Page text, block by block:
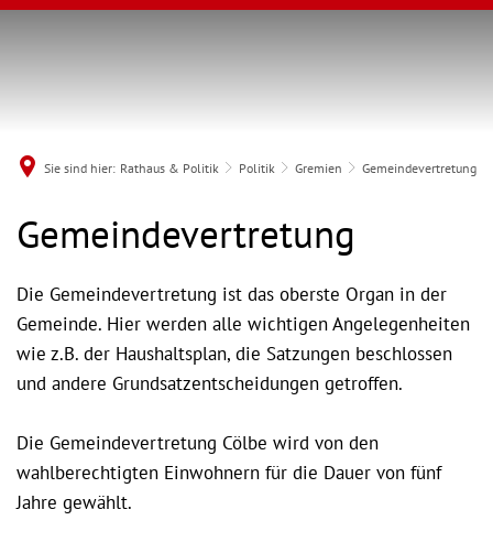
Sie sind hier: Rathaus & Politik Politik Gremien Gemeindevertretung
Gemeindevertretung
Gemeindevertretung
Die Gemeindevertretung ist das oberste Organ in der
Gemeinde. Hier werden alle wichtigen Angelegenheiten
wie z.B. der Haushaltsplan, die Satzungen beschlossen
und andere Grundsatzentscheidungen getroffen.
Die Gemeindevertretung Cölbe wird von den
wahlberechtigten Einwohnern für die Dauer von fünf
Jahre gewählt.